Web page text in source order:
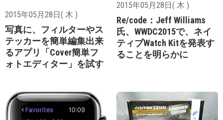
2015年05月28日( 木 )
写真に、フィルターやス
テッカーを簡単編集出来
るアプリ「Cover簡単フ
ォトエディター」を試す
2015年05月28日( 木 )
Re/code：Jeff Williams
氏、WWDC2015で、ネイ
ティブWatch Kitを発表す
ることを明らかに